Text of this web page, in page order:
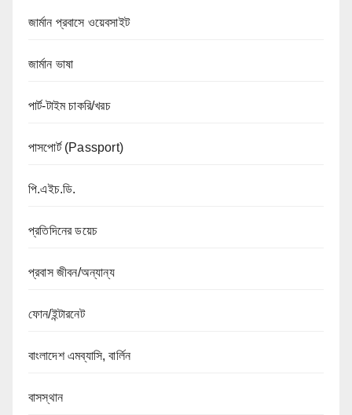
জার্মান প্রবাসে ওয়েবসাইট
জার্মান ভাষা
পার্ট-টাইম চাকরি/খরচ
পাসপোর্ট (Passport)
পি.এইচ.ডি.
প্রতিদিনের ডয়েচ
প্রবাস জীবন/অন্যান্য
ফোন/ইন্টারনেট
বাংলাদেশ এমব্যাসি, বার্লিন
বাসস্থান